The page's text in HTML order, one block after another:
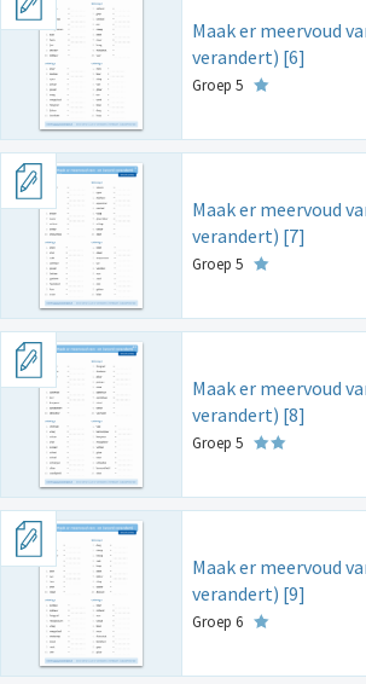
Maak er meervoud
verandert) [6]
Groep 5
Maak er meervoud
verandert) [7]
Groep 5
Maak er meervoud
verandert) [8]
Groep 5
Maak er meervoud
verandert) [9]
Groep 6